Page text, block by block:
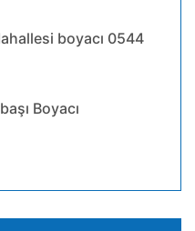
boyacı 0544
Boyacı